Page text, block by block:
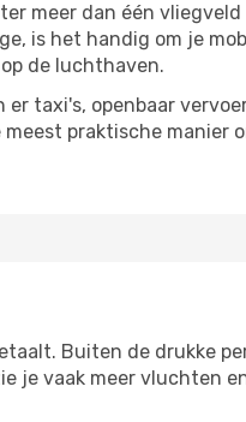
meer dan één vliegveld
is het handig om je
de luchthaven.
taxi's, openbaar
praktische manier
Buiten de drukke
je vaak meer vluchten